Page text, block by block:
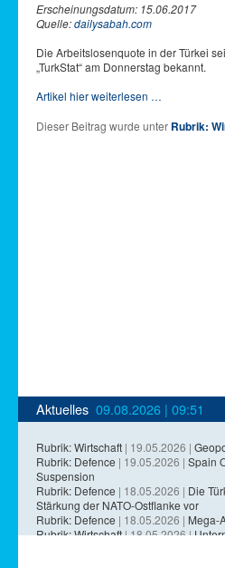
Erscheinungsdatum: 15.06.2017
Quelle:dailysabah.com
Die Arbeitslosenquote in der Türkei
„TurkStat“ am Donnerstag bekannt.
Artikel hier weiterlesen …
Dieser Beitrag wurde unter Rubrik:
Aktuelles 09.08.2026 | 09:51
Rubrik: Wirtschaft | 19.05.2026 |
Rubrik: Defence | 19.05.2026 | Spain
Suspension
Rubrik: Defence | 18.05.2026 | Die
Stärkung der NATO-Ostflanke vor
Rubrik: Defence | 18.05.2026 | Mega-
Rubrik: Wirtschaft| 18.05.2026 |